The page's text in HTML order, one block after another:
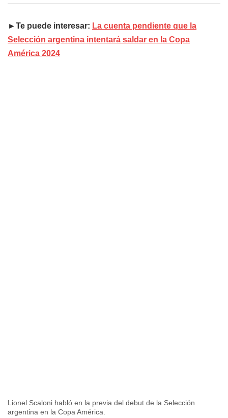
►Te puede interesar: La cuenta pendiente que la
Selección argentina intentará saldar en la Copa
América 2024
Lionel Scaloni habló en la previa del debut de la Selección
argentina en la Copa América.